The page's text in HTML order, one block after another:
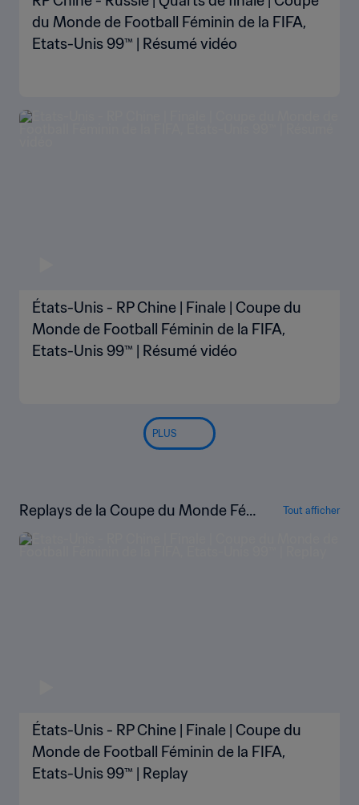
du Monde de Football Féminin de la FIFA,
Etats-Unis 99™ | Résumé vidéo
États-Unis - RP Chine | Finale | Coupe du
Monde de Football Féminin de la FIFA,
Etats-Unis 99™ | Résumé vidéo
PLUS
Replays de la Coupe du Monde Fé
minine de la FIFA, États-Unis 1999™
Tout afficher
États-Unis - RP Chine | Finale | Coupe du
Monde de Football Féminin de la FIFA,
Etats-Unis 99™ | Replay